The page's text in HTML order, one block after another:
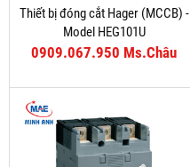
Thiết bị đóng cắt Hager (MCCB) -
Model HEG101U
0909.067.950 Ms.Châu